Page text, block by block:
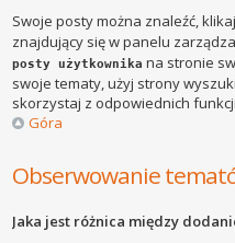
Swoje posty można znaleźć,
znajdujący się w panelu
posty użytkownika na stronie
swoje tematy, użyj strony
skorzystaj z odpowiednich
Góra
Obserwowanie
Jaka jest różnica między